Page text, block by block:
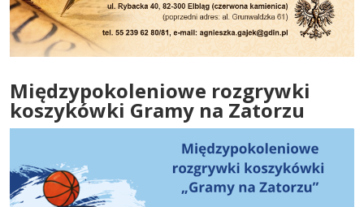
Międzypokoleniowe rozgrywki
koszykówki Gramy na Zatorzu